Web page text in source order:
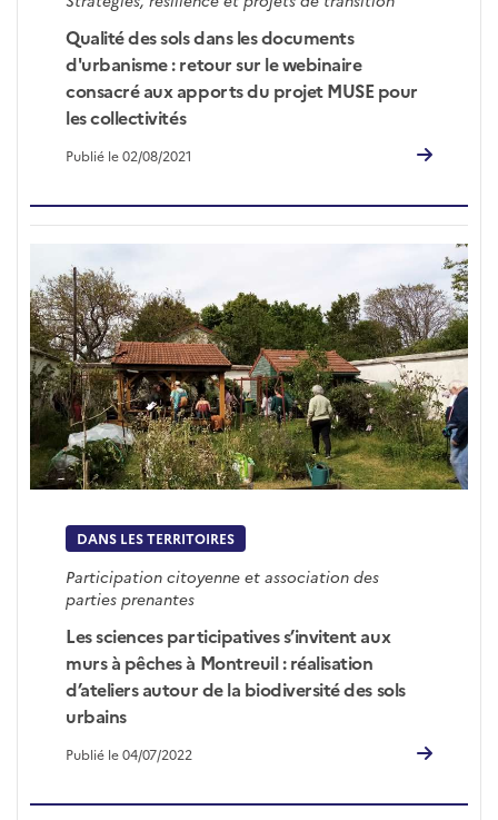
Qualité des sols dans les documents
d'urbanisme : retour sur le webinaire
consacré aux apports du projet MUSE pour
les collectivités
Publié le 02/08/2021
DANS LES TERRITOIRES
Participation citoyenne et association des
parties prenantes
Les sciences participatives s’invitent aux
murs à pêches à Montreuil : réalisation
d’ateliers autour de la biodiversité des sols
urbains
Publié le 04/07/2022